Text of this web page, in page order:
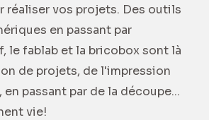
réaliser vos projets. Des outils
en passant par
le fablab et la bricobox sont là
de projets, de l'impression
en passant par de la découpe...
vie!